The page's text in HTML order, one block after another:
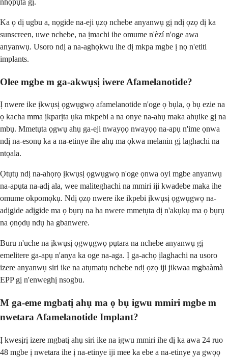
Ka ọ dị ugbu a, nọgide na-eji ụzọ nchebe anyanwụ gị ndị ọzọ dị ka
sunscreen, uwe nchebe, na ịmachi ihe omume n'èzí n'oge awa
anyanwụ. Usoro ndị a na-aghọkwu ihe dị mkpa mgbe ị nọ n'etiti
implants.
Olee mgbe m ga-akwụsị iwere Afamelanotide?
Ị nwere ike ịkwụsị ọgwụgwọ afamelanotide n'oge ọ bụla, ọ bụ ezie na
ọ kacha mma ịkparịta ụka mkpebi a na onye na-ahụ maka ahụike gị na
mbụ. Mmetụta ọgwụ ahụ ga-eji nwayọọ nwayọọ na-apụ n'ime ọnwa
ndị na-esonụ ka a na-etinye ihe ahụ ma ọkwa melanin gị laghachi na
ntọala.
Ọtụtụ ndị na-ahọrọ ịkwụsị ọgwụgwọ n'oge ọnwa oyi mgbe anyanwụ
na-apụta na-adị ala, wee maliteghachi na mmiri iji kwadebe maka ihe
omume okpomọkụ. Ndị ọzọ nwere ike ikpebi ịkwụsị ọgwụgwọ na-
adịgide adịgide ma ọ bụrụ na ha nwere mmetụta dị n'akụkụ ma ọ bụrụ
na ọnọdụ ndụ ha gbanwere.
Buru n'uche na ịkwụsị ọgwụgwọ pụtara na nchebe anyanwụ gị
emelitere ga-apụ n'anya ka oge na-aga. Ị ga-achọ ịlaghachi na usoro
izere anyanwụ siri ike na atụmatụ nchebe ndị ọzọ iji jikwaa mgbaàmà
EPP gị n'enweghị nsogbu.
M ga-eme mgbatị ahụ ma ọ bụ igwu mmiri mgbe m
nwetara Afamelanotide Implant?
Ị kwesịrị izere mgbatị ahụ siri ike na igwu mmiri ihe dị ka awa 24 ruo
48 mgbe ị nwetara ihe ị na-etinye iji mee ka ebe a na-etinye ya gwọọ